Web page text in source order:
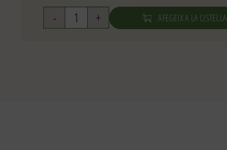
quantitat
AFEGEIX A LA CISTELLA